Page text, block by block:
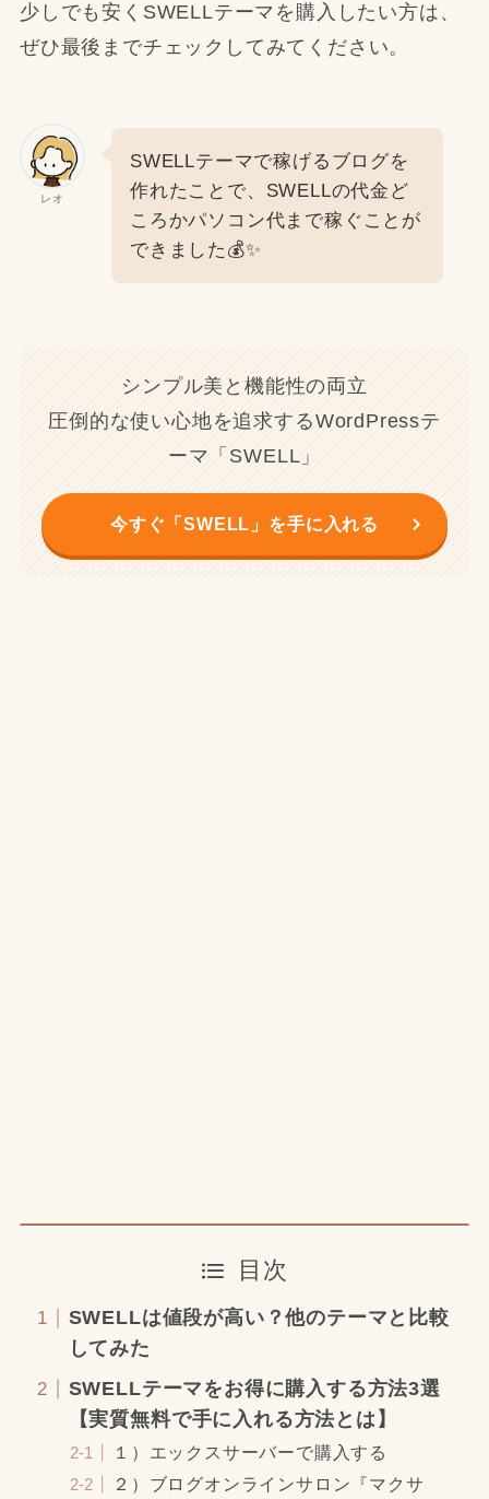
少しでも安くSWELLテーマを購入したい方は、
ぜひ最後までチェックしてみてください。
レオ
SWELLテーマで稼げるブログを
作れたことで、SWELLの代金ど
ころかパソコン代まで稼ぐことが
できました💰✨
シンプル美と機能性の両立
圧倒的な使い心地を追求するWordPressテ
ーマ「SWELL」
今すぐ「SWELL」を手に入れる
目次
SWELLは値段が高い？他のテーマと比較
してみた
SWELLテーマをお得に購入する方法3選
【実質無料で手に入れる方法とは】
１）エックスサーバーで購入する
２）ブログオンラインサロン『マクサ